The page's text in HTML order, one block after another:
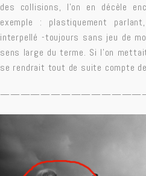
des collisions, l’on en décèle
exemple : plastiquement
interpellé -toujours sans jeu de
sens large du terme. Si l’on
se rendrait tout de suite compte